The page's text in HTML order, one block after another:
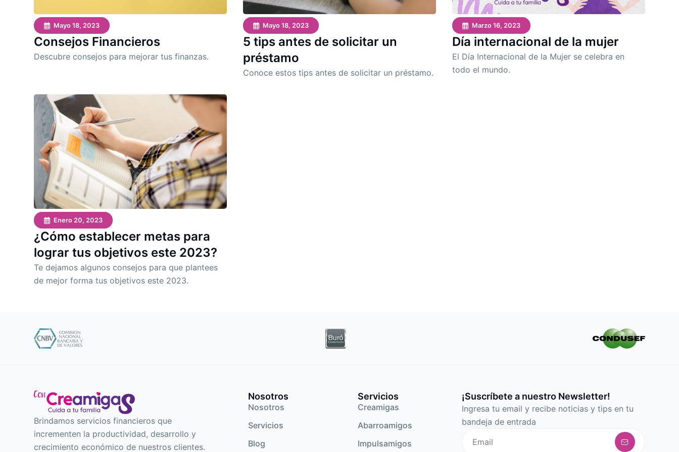
Mayo 18, 2023
Consejos Financieros
Descubre consejos para mejorar tus finanzas.
Mayo 18, 2023
5 tips antes de solicitar un
préstamo
Conoce estos tips antes de solicitar un préstamo.
Marzo 16, 2023
Día internacional de la mujer
El Día Internacional de la Mujer se celebra en
todo el mundo.
Enero 20, 2023
¿Cómo establecer metas para
lograr tus objetivos este 2023?
Te dejamos algunos consejos para que plantees
de mejor forma tus objetivos este 2023.
Brindamos servicios financieros que
incrementen la productividad, desarrollo y
crecimiento económico de nuestros clientes.
Nosotros
Nosotros
Servicios
Blog
Servicios
Creamigas
Abarroamigos
Impulsamigos
¡Suscríbete a nuestro Newsletter!
Ingresa tu email y recibe noticias y tips en tu
bandeja de entrada